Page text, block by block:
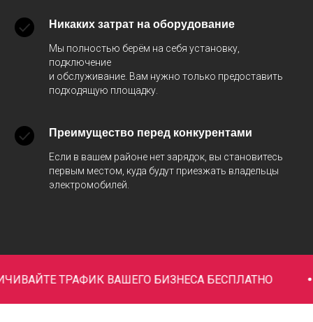
Никаких затрат на оборудование
Мы полностью берём на себя установку,
подключение
и обслуживание. Вам нужно только предоставить
подходящую площадку.
Преимущество перед конкурентами
Если в вашем районе нет зарядок, вы становитесь
первым местом, куда будут приезжать владельцы
электромобилей.
ТРАФИК ВАШЕГО БИЗНЕСА БЕСПЛАТНО